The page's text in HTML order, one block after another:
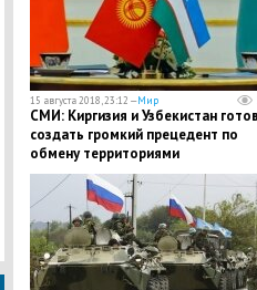
15 августа 2018, 23:12 —Мир
СМИ: Киргизия и Узбекистан
создать громкий прецедент по
обмену территориями